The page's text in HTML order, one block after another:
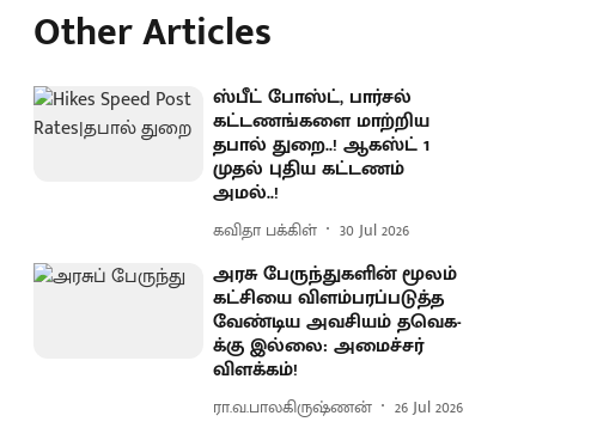
Other Articles
ஸ்பீட் போஸ்ட், பார்சல்
கட்டணங்களை மாற்றிய
தபால் துறை..! ஆகஸ்ட் 1
முதல் புதிய கட்டணம்
அமல்..!
கவிதா பக்கிள் 30 Jul 2026
அரசு பேருந்துகளின் மூலம்
கட்சியை விளம்பரப்படுத்த
வேண்டிய அவசியம் தவெக-
க்கு இல்லை: அமைச்சர்
விளக்கம்!
ரா.வ.பாலகிருஷ்ணன் 26 Jul 2026